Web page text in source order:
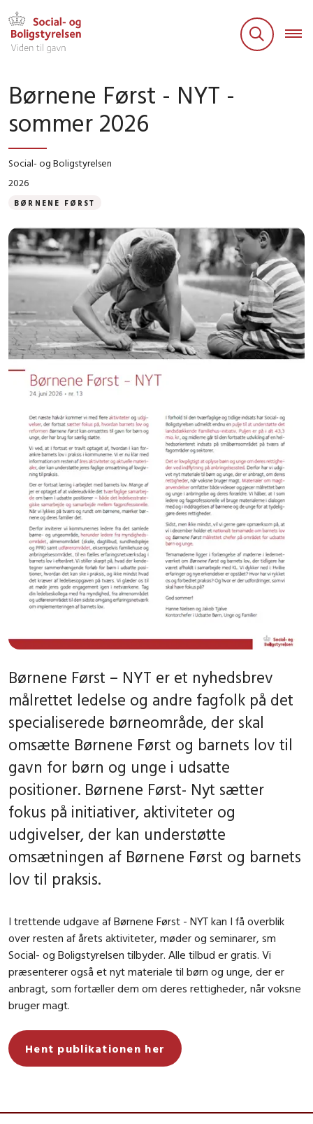
Børnene Først - NYT -
sommer 2026
Social- og Boligstyrelsen
2026
BØRNENE FØRST
Børnene Først – NYT er et nyhedsbrev
målrettet ledelse og andre fagfolk på det
specialiserede børneområde, der skal
omsætte Børnene Først og barnets lov til
gavn for børn og unge i udsatte
positioner. Børnene Først- Nyt sætter
fokus på initiativer, aktiviteter og
udgivelser, der kan understøtte
omsætningen af Børnene Først og barnets
lov til praksis.
I trettende udgave af Børnene Først - NYT kan I få overblik
over resten af årets aktiviteter, møder og seminarer, sm
Social- og Boligstyrelsen tilbyder. Alle tilbud er gratis. Vi
præsenterer også et nyt materiale til børn og unge, der er
anbragt, som fortæller dem om deres rettigheder, når voksne
bruger magt.
Hent publikationen her